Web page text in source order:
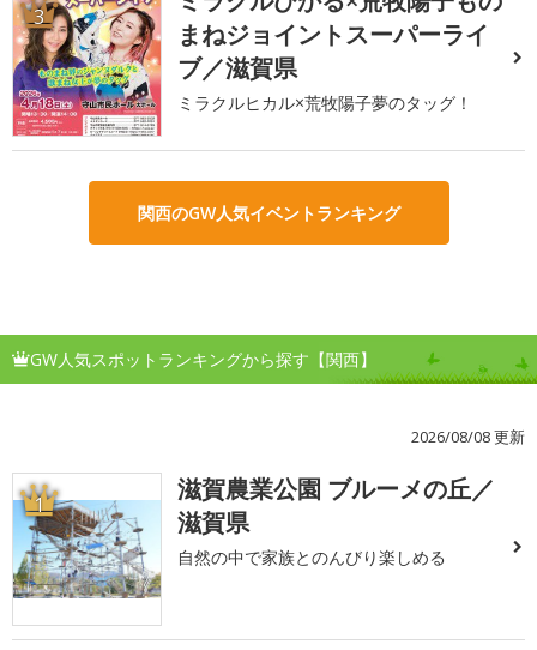
3
まねジョイントスーパーライ
ブ／滋賀県
ミラクルヒカル×荒牧陽子夢のタッグ！
関西のGW人気イベントランキング
GW人気スポットランキングから探す【関西】
2026/08/08 更新
1
滋賀農業公園 ブルーメの丘／
滋賀県
自然の中で家族とのんびり楽しめる